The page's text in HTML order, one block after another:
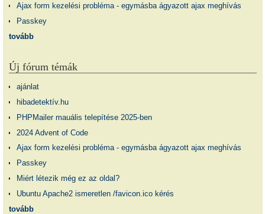
Ajax form kezelési probléma - egymásba ágyazott ajax meghívás
Passkey
tovább
Új fórum témák
ajánlat
hibadetektív.hu
PHPMailer mauális telepítése 2025-ben
2024 Advent of Code
Ajax form kezelési probléma - egymásba ágyazott ajax meghívás
Passkey
Miért létezik még ez az oldal?
Ubuntu Apache2 ismeretlen /favicon.ico kérés
tovább